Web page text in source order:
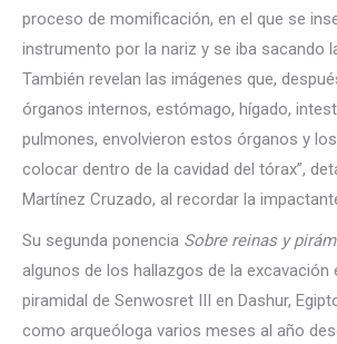
proceso de momificación, en el que se
instrumento por la nariz y se iba sacando
También revelan las imágenes que,
órganos internos, estómago, hígado,
pulmones, envolvieron estos órganos y
colocar dentro de la cavidad del tórax”,
Martínez Cruzado, al recordar la
Su segunda ponencia Sobre reinas y
algunos de los hallazgos de la excavación
piramidal de Senwosret III en Dashur,
como arqueóloga varios meses al año